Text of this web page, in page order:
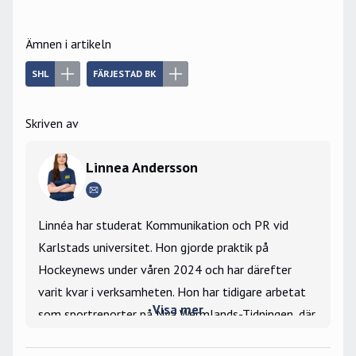
Ämnen i artikeln
SHL FÄRJESTAD BK
Skriven av
Linnea Andersson
Linnéa har studerat Kommunikation och PR vid
Karlstads universitet. Hon gjorde praktik på
Hockeynews under våren 2024 och har därefter
varit kvar i verksamheten. Hon har tidigare arbetat
som sportreporter på Nya Wermlands-Tidningen, där
Visa mer